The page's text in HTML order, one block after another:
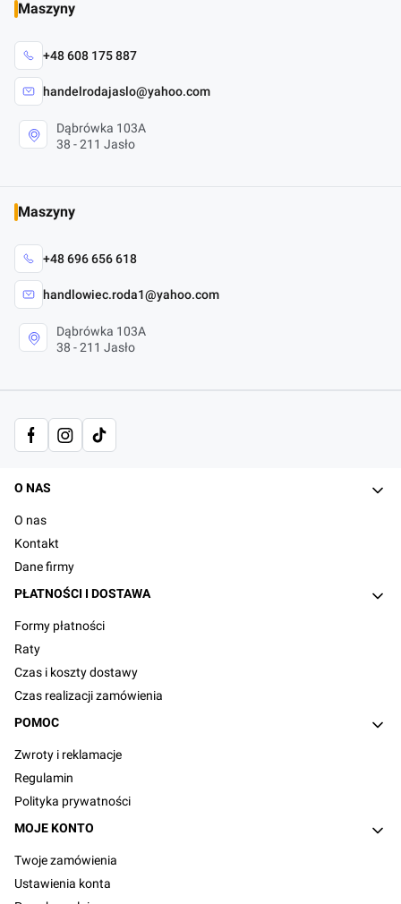
Maszyny
+48 608 175 887
handelrodajaslo@yahoo.com
Dąbrówka 103A
38 - 211 Jasło
Maszyny
+48 696 656 618
handlowiec.roda1@yahoo.com
Dąbrówka 103A
38 - 211 Jasło
Linki w stopce
O NAS
O nas
Kontakt
Dane firmy
PŁATNOŚCI I DOSTAWA
Formy płatności
Raty
Czas i koszty dostawy
Czas realizacji zamówienia
POMOC
Zwroty i reklamacje
Regulamin
Polityka prywatności
MOJE KONTO
Twoje zamówienia
Ustawienia konta